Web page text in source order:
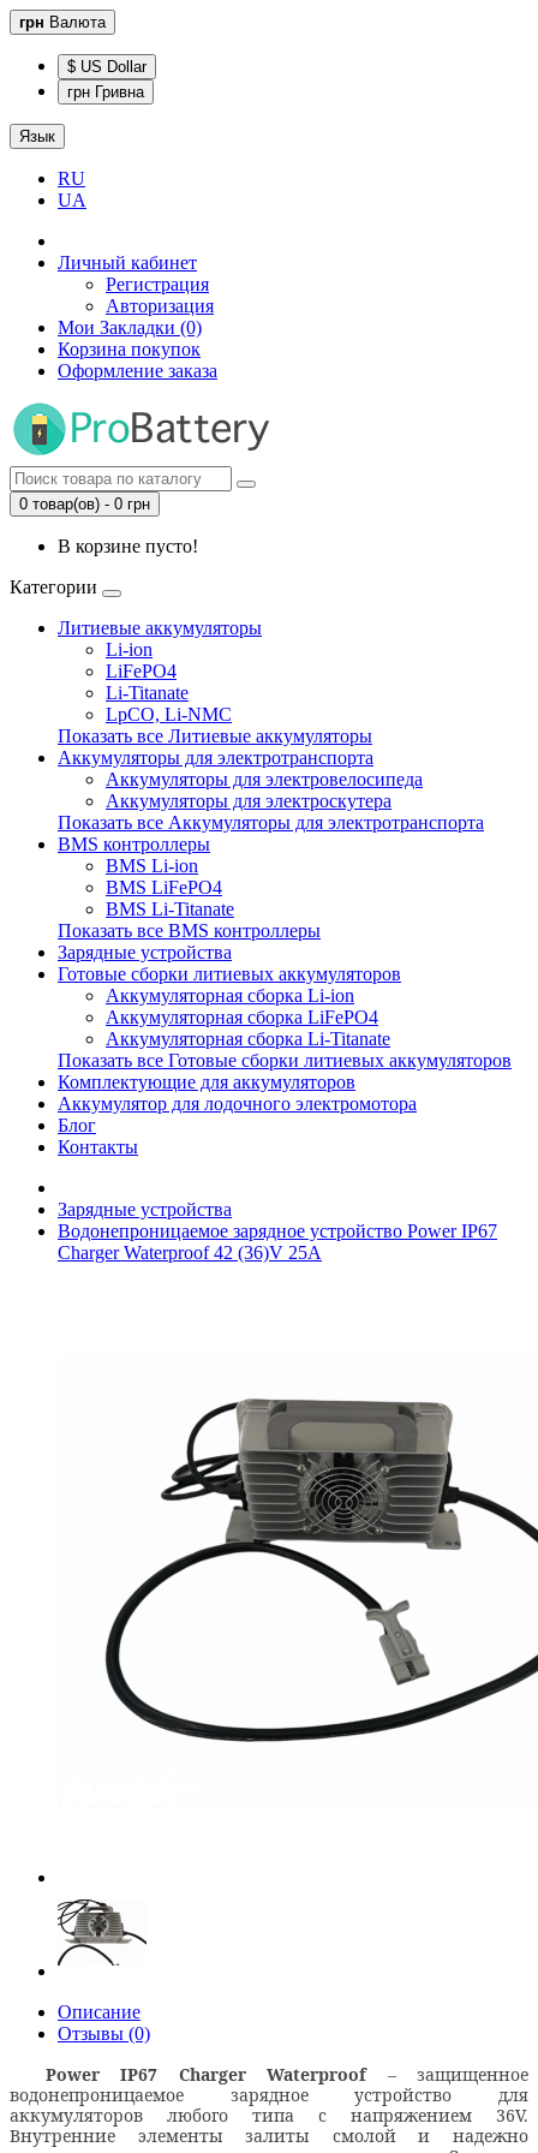
грн Валюта
$ US Dollar
грн Гривна
Язык
RU
UA
Личный кабинет
Регистрация
Авторизация
Мои Закладки (0)
Корзина покупок
Оформление заказа
0 товар(ов) - 0 грн
В корзине пусто!
Категории
Литиевые аккумуляторы
Li-ion
LiFePO4
Li-Titanate
LpCO, Li-NMC
Показать все Литиевые аккумуляторы
Аккумуляторы для электротранспорта
Аккумуляторы для электровелосипеда
Аккумуляторы для электроскутера
Показать все Аккумуляторы для электротранспорта
BMS контроллеры
BMS Li-ion
BMS LiFePO4
BMS Li-Titanate
Показать все BMS контроллеры
Зарядные устройства
Готовые сборки литиевых аккумуляторов
Аккумуляторная сборка Li-ion
Аккумуляторная сборка LiFePO4
Аккумуляторная сборка Li-Titanate
Показать все Готовые сборки литиевых аккумуляторов
Комплектующие для аккумуляторов
Аккумулятор для лодочного электромотора
Блог
Контакты
Зарядные устройства
Водонепроницаемое зарядное устройство Power IP67
Charger Waterproof 42 (36)V 25A
Описание
Отзывы (0)
Power IP67 Charger Waterproof– защищенное
водонепроницаемое зарядное устройство для
аккумуляторов любого типа с напряжением 36V.
Внутренние элементы залиты смолой и надежно